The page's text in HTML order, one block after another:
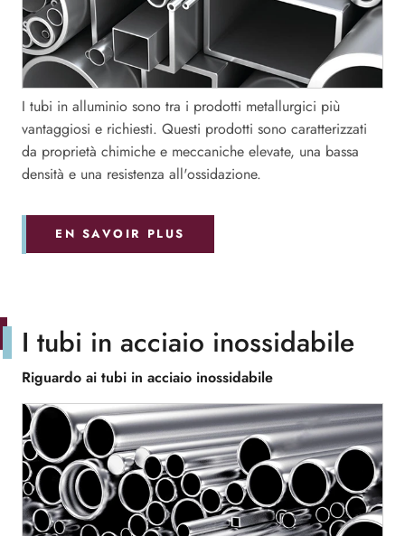
I tubi in alluminio sono tra i prodotti metallurgici più
vantaggiosi e richiesti. Questi prodotti sono caratterizzati
da proprietà chimiche e meccaniche elevate, una bassa
densità e una resistenza all'ossidazione.
EN SAVOIR PLUS
Riguardo ai tubi in acciaio inossidabile
I tubi in acciaio inossidabile